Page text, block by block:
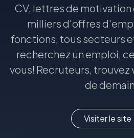
CV, lettres de
milliers d'offres
fonctions, tous secteurs
recherchez un emploi,
vous! Recruteurs,
de
Visiter le site